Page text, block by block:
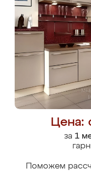
Цена:
за 1
Поможем